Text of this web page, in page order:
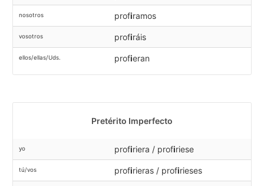
nosotros profiramos
vosotros profiráis
ellos/ellas/Uds. profieran
Pretérito Imperfecto
yo profiriera / profiriese
tú/vos profirieras / profirieses